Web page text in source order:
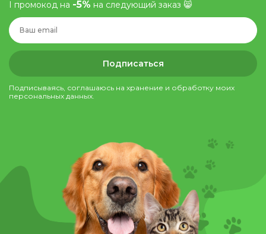
І промокод на -5% на следующий заказ 😸
Подписаться
Подписываясь, соглашаюсь на хранение и обработку моих
персональных данных.